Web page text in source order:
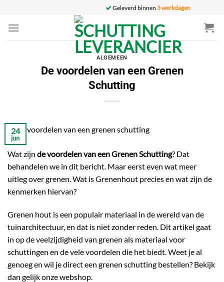
inhoud
Geleverd binnen 3 werkdagen
ALGEMEEN
De voordelen van een Grenen
Schutting
24
jun
Wat zijn de voordelen van een Grenen Schutting? Dat
behandelen we in dit bericht. Maar eerst even wat meer
uitleg over grenen. Wat is Grenenhout precies en wat zijn de
kenmerken hiervan?
Grenen hout is een populair materiaal in de wereld van de
tuinarchitectuur, en dat is niet zonder reden. Dit artikel gaat
in op de veelzijdigheid van grenen als materiaal voor
schuttingen en de vele voordelen die het biedt. Weet je al
genoeg en wil je direct een grenen schutting bestellen? Bekijk
dan gelijk onze webshop.